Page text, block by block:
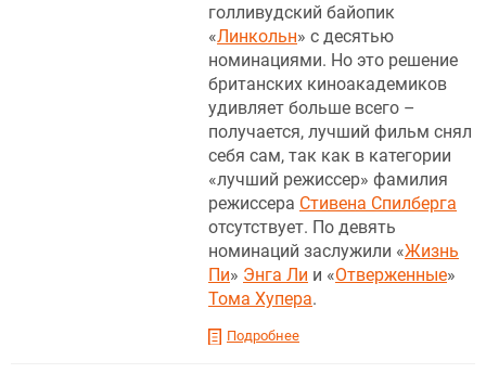
голливудский байопик
«Линкольн» с десятью
номинациями. Но это решение
британских киноакадемиков
удивляет больше всего –
получается, лучший фильм снял
себя сам, так как в категории
«лучший режиссер» фамилия
режиссера Стивена Спилберга
отсутствует. По девять
номинаций заслужили «Жизнь
Пи» Энга Ли и «Отверженные»
Тома Хупера.
Подробнее